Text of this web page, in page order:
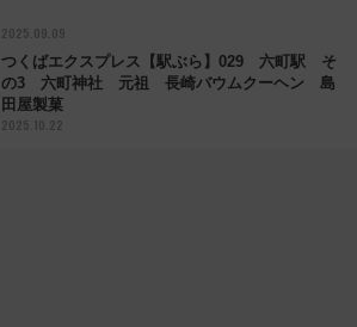
2025.09.09
つくばエクスプレス【駅ぶら】029 六町駅 そ
の3 六町神社 元祖 長崎バウムクーヘン 島
田屋製菓
2025.10.22